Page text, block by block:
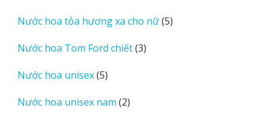
Nước hoa tỏa hương xa cho nữ 55
Nước hoa Tom Ford chiết 33
Nước hoa unisex 55
phẩm
Nước hoa unisex nam 22